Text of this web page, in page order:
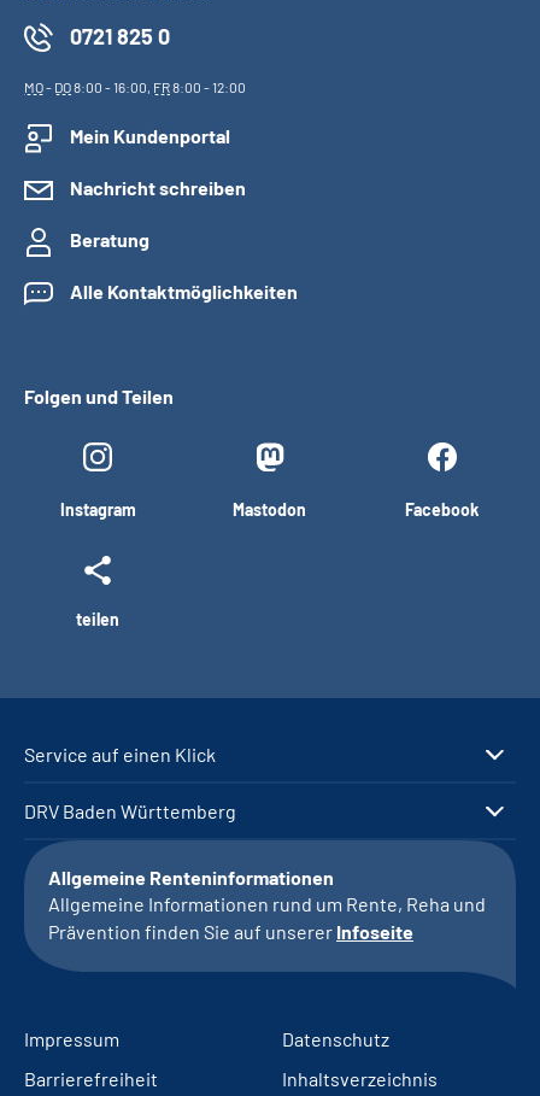
0721 825 0
MO- DO8:00 - 16:00, FR8:00 - 12:00
Mein Kundenportal
Nachricht schreiben
Beratung
Alle Kontaktmöglichkeiten
Folgen und Teilen
Instagram Mastodon Facebook
teilen
Service auf einen Klick
DRV Baden Württemberg
Allgemeine Renteninformationen
Allgemeine Informationen rund um Rente, Reha und
Prävention finden Sie auf unserer Infoseite
Impressum
Datenschutz
Barrierefreiheit
Inhaltsverzeichnis